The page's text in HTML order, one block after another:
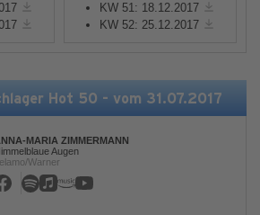
KW 51: 18.12.2017
KW 52: 25.12.2017
Hot 50 - vom 31.07.2017
MARIA ZIMMERMANN
Augen
Warner